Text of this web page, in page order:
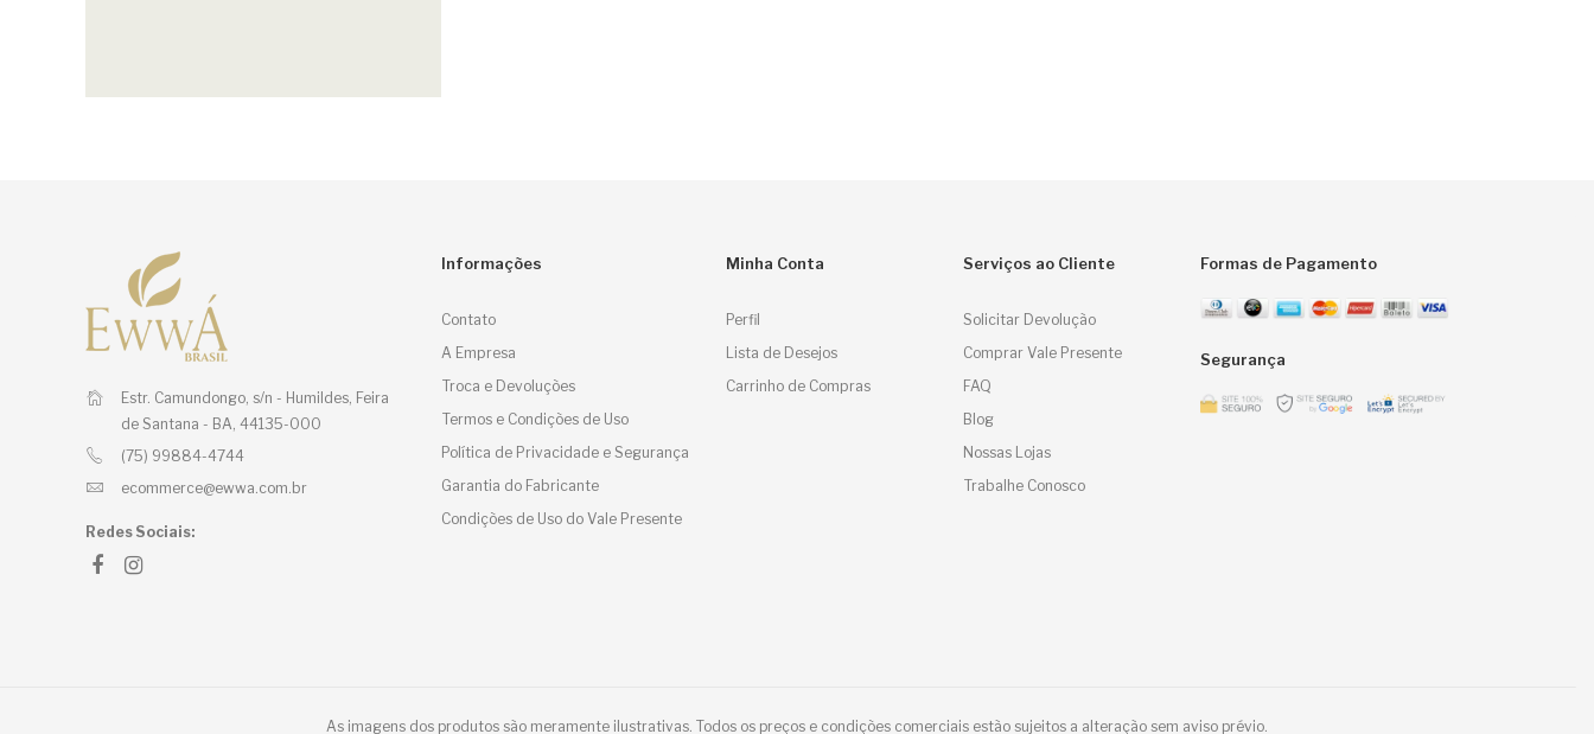
Estr. Camundongo, s/n - Humildes, Feira
de Santana - BA, 44135-000
(75) 99884-4744
ecommerce@ewwa.com.br
Redes Sociais:
Informações
Contato
A Empresa
Troca e Devoluções
Termos e Condições de Uso
Política de Privacidade e Segurança
Garantia do Fabricante
Condições de Uso do Vale Presente
Minha Conta
Perfil
Lista de Desejos
Carrinho de Compras
Serviços ao Cliente
Solicitar Devolução
Comprar Vale Presente
FAQ
Blog
Nossas Lojas
Trabalhe Conosco
Formas de Pagamento
Segurança
As imagens dos produtos são meramente ilustrativas. Todos os preços e condições comerciais estão sujeitos a alteração sem aviso prévio.